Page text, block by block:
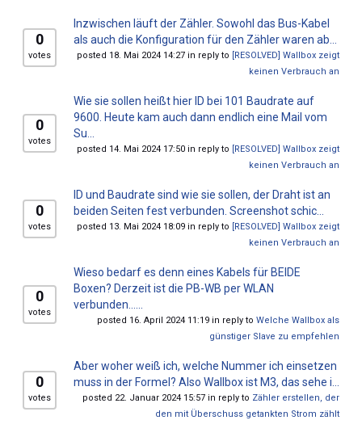
0
votes
Inzwischen läuft der Zähler. Sowohl das Bus-Kabel
als auch die Konfiguration für den Zähler waren ab...
posted 18. Mai 2024 14:27 in reply to [RESOLVED] Wallbox zeigt
keinen Verbrauch an
0
votes
Wie sie sollen heißt hier ID bei 101 Baudrate auf
9600. Heute kam auch dann endlich eine Mail vom
Su...
posted 14. Mai 2024 17:50 in reply to [RESOLVED] Wallbox zeigt
keinen Verbrauch an
0
votes
ID und Baudrate sind wie sie sollen, der Draht ist an
beiden Seiten fest verbunden. Screenshot schic...
posted 13. Mai 2024 18:09 in reply to [RESOLVED] Wallbox zeigt
keinen Verbrauch an
0
votes
Wieso bedarf es denn eines Kabels für BEIDE
Boxen? Derzeit ist die PB-WB per WLAN
verbunden…...
posted 16. April 2024 11:19 in reply to Welche Wallbox als
günstiger Slave zu empfehlen
0
votes
Aber woher weiß ich, welche Nummer ich einsetzen
muss in der Formel? Also Wallbox ist M3, das sehe i...
posted 22. Januar 2024 15:57 in reply to Zähler erstellen, der
den mit Überschuss getankten Strom zählt